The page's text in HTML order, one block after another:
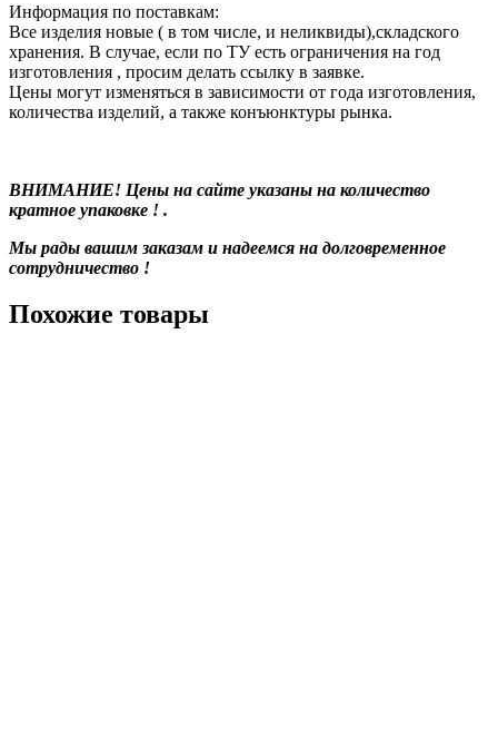
Информация по поставкам:
Все изделия новые ( в том числе, и неликвиды),складского
хранения. В случае, если по ТУ есть ограничения на год
изготовления , просим делать ссылку в заявке.
Цены могут изменяться в зависимости от года изготовления,
количества изделий, а также конъюнктуры рынка.
ВНИМАНИЕ! Цены на сайте указаны на количество
кратное упаковке ! .
Мы рады вашим заказам и надеемся на долговременное
сотрудничество !
Похожие товары